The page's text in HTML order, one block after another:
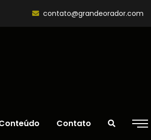
contato@grandeorador.com
Contato